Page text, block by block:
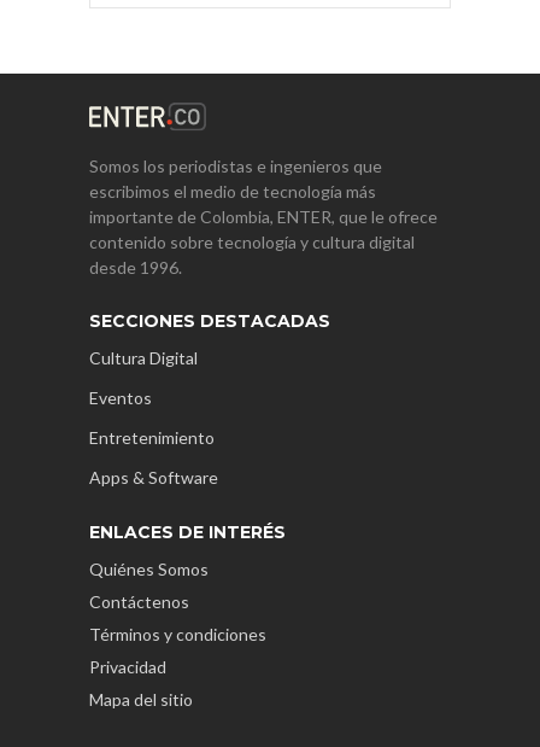
Somos los periodistas e ingenieros que
escribimos el medio de tecnología más
importante de Colombia, ENTER, que le ofrece
contenido sobre tecnología y cultura digital
desde 1996.
SECCIONES DESTACADAS
Cultura Digital
Eventos
Entretenimiento
Apps & Software
ENLACES DE INTERÉS
Quiénes Somos
Contáctenos
Términos y condiciones
Privacidad
Mapa del sitio